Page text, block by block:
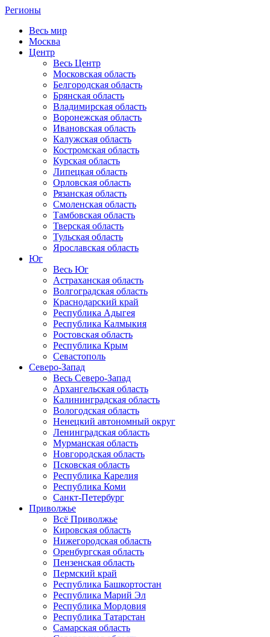
Регионы
Весь мир
Москва
Центр
Весь Центр
Московская область
Белгородская область
Брянская область
Владимирская область
Воронежская область
Ивановская область
Калужская область
Костромская область
Курская область
Липецкая область
Орловская область
Рязанская область
Смоленская область
Тамбовская область
Тверская область
Тульская область
Ярославская область
Юг
Весь Юг
Астраханская область
Волгоградская область
Краснодарский край
Республика Адыгея
Республика Калмыкия
Ростовская область
Республика Крым
Севастополь
Северо-Запад
Весь Северо-Запад
Архангельская область
Калининградская область
Вологодская область
Ненецкий автономный округ
Ленинградская область
Мурманская область
Новгородская область
Псковская область
Республика Карелия
Республика Коми
Санкт-Петербург
Приволжье
Всё Приволжье
Кировская область
Нижегородская область
Оренбургская область
Пензенская область
Пермский край
Республика Башкортостан
Республика Марий Эл
Республика Мордовия
Республика Татарстан
Самарская область